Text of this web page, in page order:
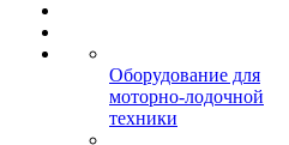
Оборудование для
моторно-лодочной
техники